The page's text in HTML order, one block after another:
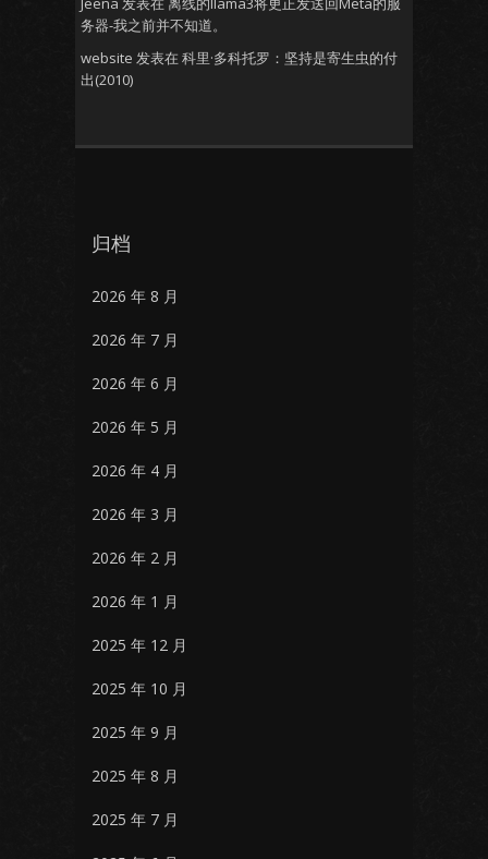
务器-我之前并不知道。
website 发表在 科里·多科托罗：坚持是寄生虫的付
出(2010)
归档
2026 年 8 月
2026 年 7 月
2026 年 6 月
2026 年 5 月
2026 年 4 月
2026 年 3 月
2026 年 2 月
2026 年 1 月
2025 年 12 月
2025 年 10 月
2025 年 9 月
2025 年 8 月
2025 年 7 月